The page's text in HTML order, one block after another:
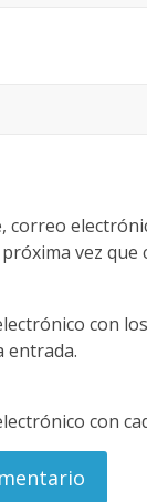
correo
vez que
con
entrada.
con